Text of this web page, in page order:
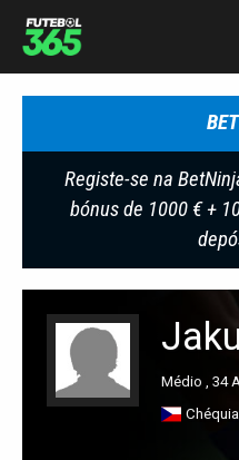
Registe-se na
bónus de 1000 € +
Médio , 34
Chéquia